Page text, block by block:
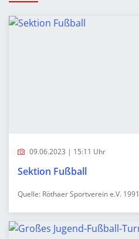
09.06.2023 | 15:11 Uhr
Sektion Fußball
Quelle: Röthaer Sportverein e.V. 1991